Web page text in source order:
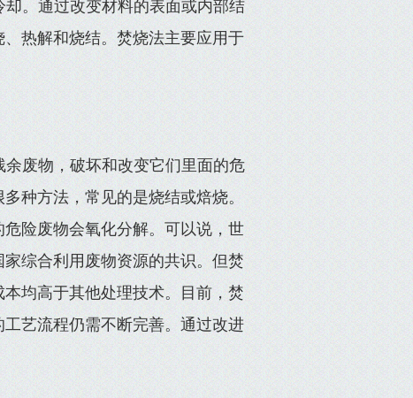
。通过改变材料的表面或内部结
热解和烧结。焚烧法主要应用于
废物，破坏和改变它们里面的危
种方法，常见的是烧结或焙烧。
险废物会氧化分解。可以说，世
综合利用废物资源的共识。但焚
均高于其他处理技术。目前，焚
艺流程仍需不断完善。通过改进